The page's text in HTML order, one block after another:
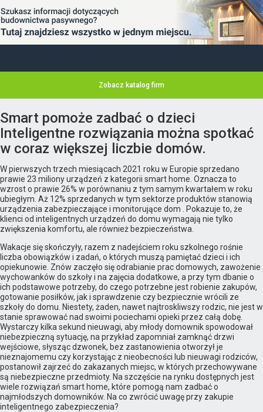
Zobacz katalog firm
Smart pomoże zadbać o dzieci
Inteligentne rozwiązania można spotkać
w coraz większej liczbie domów.
W pierwszych trzech miesiącach 2021 roku w Europie sprzedano
prawie 23 miliony urządzeń z kategorii smart home. Oznacza to
wzrost o prawie 26% w porównaniu z tym samym kwartałem w roku
ubiegłym. Aż 12% sprzedanych w tym sektorze produktów stanowią
urządzenia zabezpieczające i monitorujące dom . Pokazuje to, że
klienci od inteligentnych urządzeń do domu wymagają nie tylko
zwiększenia komfortu, ale również bezpieczeństwa.
Wakacje się skończyły, razem z nadejściem roku szkolnego rośnie
liczba obowiązków i zadań, o których muszą pamiętać dzieci i ich
opiekunowie. Znów zaczęło się odrabianie prac domowych, zawożenie
wychowanków do szkoły i na zajęcia dodatkowe, a przy tym dbanie o
ich podstawowe potrzeby, do czego potrzebne jest robienie zakupów,
gotowanie posiłków, jak i sprawdzenie czy bezpiecznie wrócili ze
szkoły do domu. Niestety, żaden, nawet najtroskliwszy rodzic, nie jest w
stanie sprawować nad swoimi pociechami opieki przez całą dobę.
Wystarczy kilka sekund nieuwagi, aby młody domownik spowodował
niebezpieczną sytuację, na przykład zapomniał zamknąć drzwi
wejściowe, słysząc dzwonek, bez zastanowienia otworzył je
nieznajomemu czy korzystając z nieobecności lub nieuwagi rodziców,
postanowił zajrzeć do zakazanych miejsc, w których przechowywane
są niebezpieczne przedmioty. Na szczęście na rynku dostępnych jest
wiele rozwiązań smart home, które pomogą nam zadbać o
najmłodszych domowników. Na co zwrócić uwagę przy zakupie
inteligentnego zabezpieczenia?